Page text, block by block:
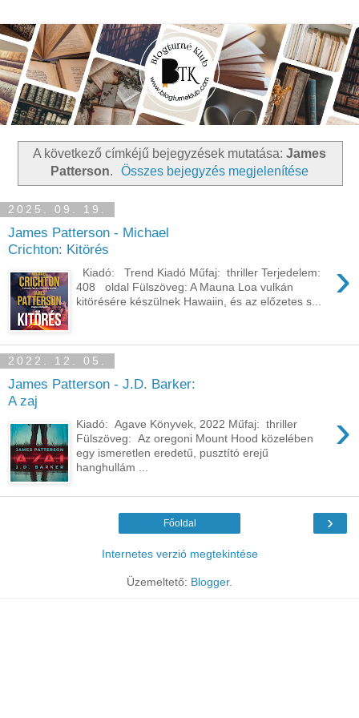
A következő címkéjű bejegyzések mutatása: James
Patterson. Összes bejegyzés megjelenítése
2025. 09. 19.
James Patterson - Michael
Crichton: Kitörés
›
Kiadó: Trend Kiadó Műfaj: thriller Terjedelem:
408 oldal Fülszöveg: A Mauna Loa vulkán
kitörésére készülnek Hawaiin, és az előzetes s...
2022. 12. 05.
James Patterson - J.D. Barker:
A zaj
›
Kiadó: Agave Könyvek, 2022 Műfaj: thriller
Fülszöveg: Az ​oregoni Mount Hood közelében
egy ismeretlen eredetű, pusztító erejű
hanghullám ...
›
Főoldal
Internetes verzió megtekintése
Üzemeltető: Blogger.